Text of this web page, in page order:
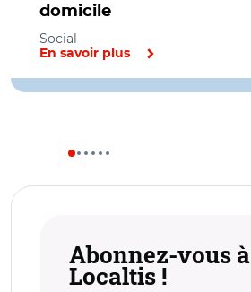
domicile
Social
En savoir plus
Abonnez-vous à
Localtis !